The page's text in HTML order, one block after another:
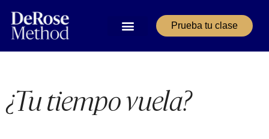
Prueba tu clase
¿Tu tiempo vuela?